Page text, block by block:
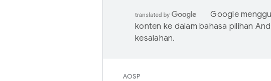
Google
konten ke dalam bahasa pilihan
kesalahan.
AOSP